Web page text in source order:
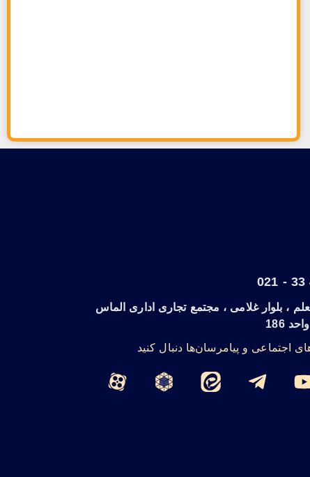
، بلوار غلامی ، مجتمع تجاری اداری الماس
186
اجتماعی و پیامرسان‌ها دنبال کنید